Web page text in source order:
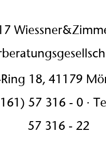
Ring 18, 41179
57 316 - 0 ·
57 316 - 22